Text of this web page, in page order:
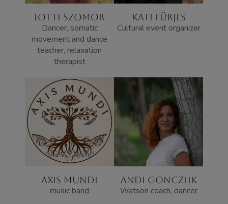
LOTTI SZOMOR
Dancer, somatic
movement and dance
teacher, relaxation
therapist
KATI FÜRJES
Cultural event organizer
AXIS MUNDI
music band
ANDI GONCZLIK
Watson coach, dancer